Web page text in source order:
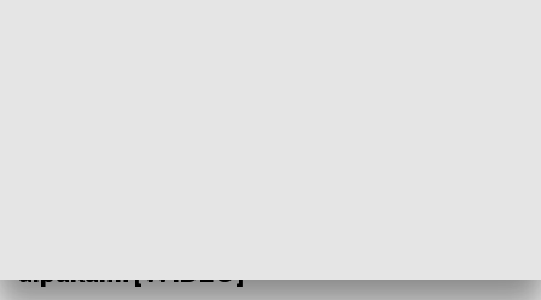
alpakami [WIDEO]